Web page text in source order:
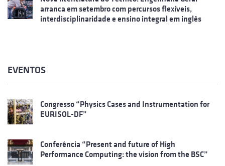
arranca em setembro com percursos flexíveis,
interdisciplinaridade e ensino integral em inglês
EVENTOS
Congresso “Physics Cases and Instrumentation for
EURISOL-DF”
Conferência “Present and future of High
Performance Computing: the vision from the BSC”